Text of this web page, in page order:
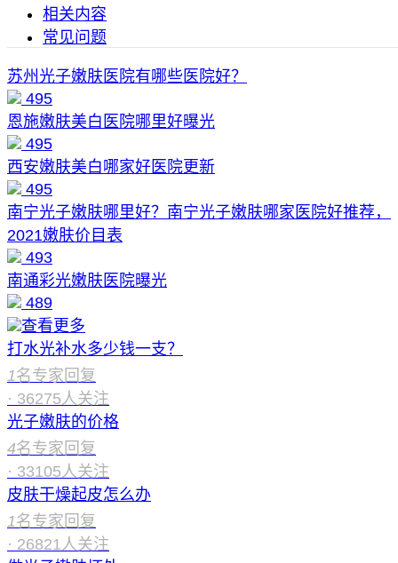
相关内容
常见问题
苏州光子嫩肤医院有哪些医院好？
495
恩施嫩肤美白医院哪里好曝光
495
西安嫩肤美白哪家好医院更新
495
南宁光子嫩肤哪里好？南宁光子嫩肤哪家医院好推荐，
2021嫩肤价目表
493
南通彩光嫩肤医院曝光
489
查看更多
打水光补水多少钱一支？
1名专家回复
· 36275人关注
光子嫩肤的价格
4名专家回复
· 33105人关注
皮肤干燥起皮怎么办
1名专家回复
· 26821人关注